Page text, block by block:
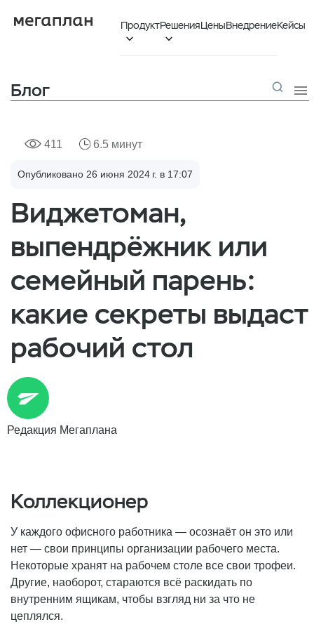
Продукт

Решения

ЦеныВнедрениеКейсы
Блог 
411 6.5 минут
Опубликовано 26 июня 2024 г. в 17:07
Виджетоман,
выпендрёжник или
семейный парень:
какие секреты выдаст
рабочий стол
Коллекционер
У каждого офисного работника — осознаёт он это или
нет — свои принципы организации рабочего места.
Некоторые хранят на рабочем столе все свои трофеи.
Другие, наоборот, стараются всё раскидать по
внутренним ящикам, чтобы взгляд ни за что не
цеплялся.
Редакция Мегаплана